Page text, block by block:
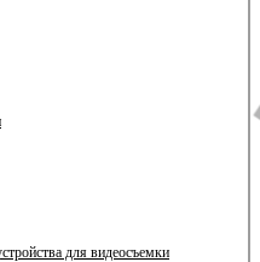
для видеосъемки